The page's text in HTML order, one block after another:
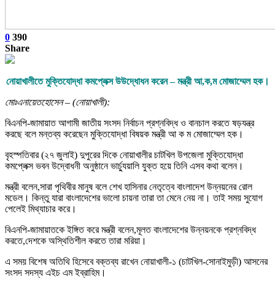
0 390
Share
নোয়াখালীতে মুক্তিযোদ্ধা কমপ্লেক্স উউদ্ধোধন করেন – মন্ত্রী আ,ক,ম মোজাম্মেল হক।
মোঃএনায়েতহোসেন – (নোয়াখালী):
বিএনপি-জামায়াত আগামী জাতীয় সংসদ নির্বাচন প্রশ্নবিদ্ধ ও বানচাল করতে ষড়যন্ত্র
করছে বলে মন্তব্য করেছেন মুক্তিযোদ্ধা বিষয়ক মন্ত্রী আ ক ম মোজাম্মেল হক।
বৃহস্পতিবার (২৭ জুলাই) দুপুরের দিকে নোয়াখালীর চাটখিল উপজেলা মুক্তিযোদ্ধা
কমপ্লেক্স ভবন উদ্বোধনী অনুষ্ঠানে ভার্চ্যুয়ালি যুক্ত হয়ে তিনি এসব কথা বলেন।
মন্ত্রী বলেন,সারা পৃথিবীর মানুষ বলে শেখ হাসিনার নেতৃত্বে বাংলাদেশ উন্নয়নের রোল
মডেল। কিন্তু যারা বাংলাদেশের ভালো চায়না তারা তা মেনে নেয় না। তাই সময় সুযোগ
পেলেই মিথ্যাচার করে।
বিএনপি-জামায়াতকে ইঙ্গিত করে মন্ত্রী বলেন,মূলত বাংলাদেশের উন্নয়নকে প্রশ্নবিদ্ধ
করতে,দেশকে অস্থিতিশীল করতে তারা মরিয়া।
এ সময় বিশেষ অতিথি হিসেবে বক্তব্য রাখেন নোয়াখালী-১ (চাটখিল-সোনাইমুড়ী) আসনের
সংসদ সদস্য এইচ এম ইব্রাহিম।